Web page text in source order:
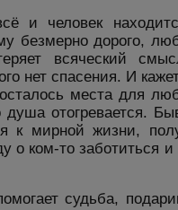
и человек
безмерно дорого,
всяческий
нет спасения. И
места для
душа отогревается.
к мирной жизни,
о ком-то заботиться
судьба,